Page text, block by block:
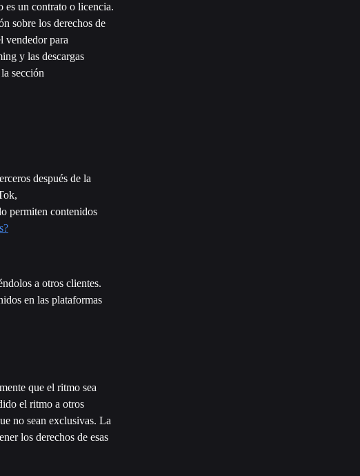
es un contrato o licencia.
sobre los derechos de
vendedor para
y las descargas
sección
después de la
permiten contenidos
a otros clientes.
en las plataformas
que el ritmo sea
el ritmo a otros
no sean exclusivas. La
los derechos de esas